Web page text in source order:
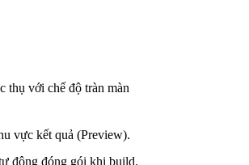
thụ với chế độ tràn màn
vực kết quả (Preview).
động đóng gói khi build.